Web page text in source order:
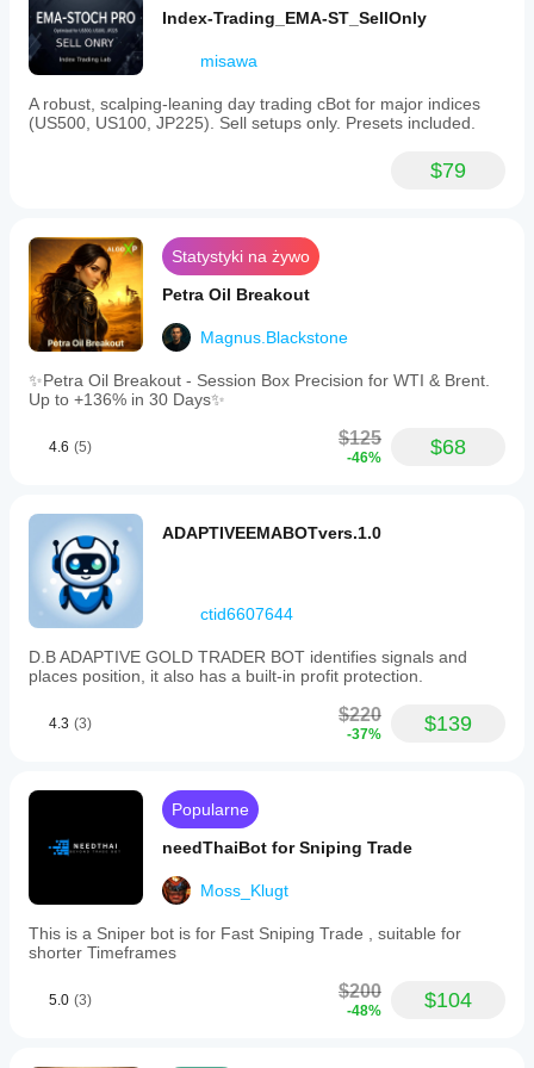
Działa tylko na parze XAUUSD (złoto).
Tylko domyślne mapowanie (mapowanie
niestandardowe wyłączone).
ustawiony na stałą kwotę).
Stosunek ryzyka do zysku ustawiony na 2.
Ustawienia wizualne i stylu zablokowane na
domyślne.
Index-Trading_EMA-ST_SellOnly
misawa
A robust, scalping-leaning day trading cBot for major indices
(US500, US100, JP225). Sell setups only. Presets included.
$79
Statystyki na żywo
Petra Oil Breakout
Magnus.Blackstone
✨Petra Oil Breakout - Session Box Precision for WTI & Brent.
Up to +136% in 30 Days✨
4.6 (5) $125
-46% $68
ADAPTIVEEMABOTvers.1.0
ctid6607644
D.B ADAPTIVE GOLD TRADER BOT identifies signals and
places position, it also has a built-in profit protection.
4.3 (3) $220
-37% $139
Popularne
needThaiBot for Sniping Trade
Moss_Klugt
This is a Sniper bot is for Fast Sniping Trade , suitable for
shorter Timeframes
5.0 (3) $200
-48% $104